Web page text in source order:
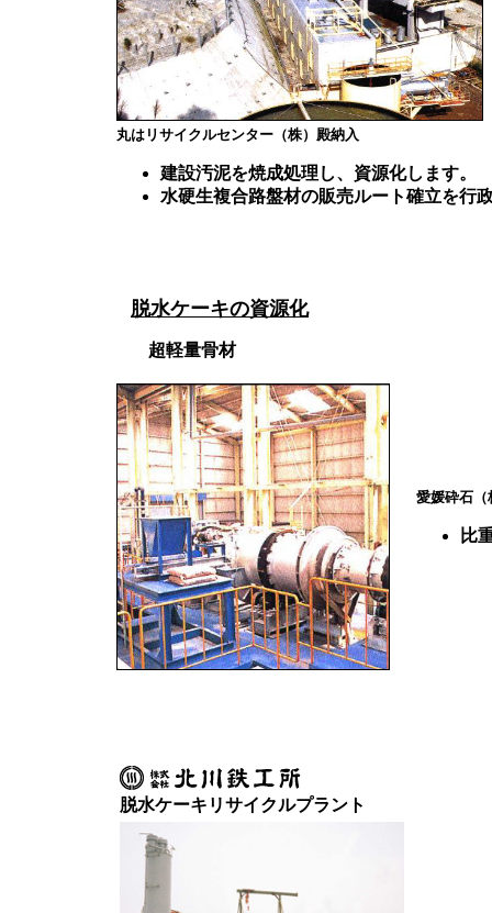
丸はリサイクルセンター（株）殿納入
建設汚泥を焼成処理し、資源化します。
水硬生複合路盤材の販売ルート確立を行
脱水ケーキの資源化
超軽量骨材
愛媛砕石（
比
脱水ケーキリサイクルプラント